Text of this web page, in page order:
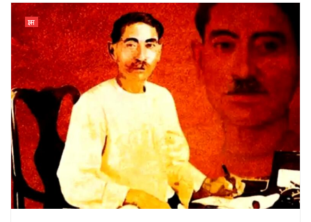
ज्ञान